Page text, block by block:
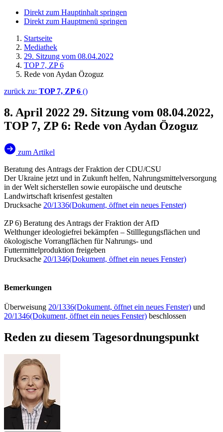
Direkt zum Hauptinhalt springen
Direkt zum Hauptmenü springen
Startseite
Mediathek
29. Sitzung vom 08.04.2022
TOP 7, ZP 6
Rede von Aydan Özoguz
zurück zu: TOP 7, ZP 6 ()
8. April 2022 29. Sitzung vom 08.04.2022,
TOP 7, ZP 6: Rede von Aydan Özoguz
zum Artikel
Beratung des Antrags der Fraktion der CDU/CSU
Der Ukraine jetzt und in Zukunft helfen, Nahrungsmittelversorgung
in der Welt sicherstellen sowie europäische und deutsche
Landwirtschaft krisenfest gestalten
Drucksache 20/1336(Dokument, öffnet ein neues Fenster)
ZP 6) Beratung des Antrags der Fraktion der AfD
Welthunger ideologiefrei bekämpfen – Stilllegungsflächen und
ökologische Vorrangflächen für Nahrungs- und
Futtermittelproduktion freigeben
Drucksache 20/1346(Dokument, öffnet ein neues Fenster)
Bemerkungen
Überweisung 20/1336(Dokument, öffnet ein neues Fenster) und
20/1346(Dokument, öffnet ein neues Fenster) beschlossen
Reden zu diesem Tagesordnungspunkt